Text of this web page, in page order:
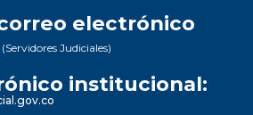
electrónico
(Servidores Judiciales)
institucional: